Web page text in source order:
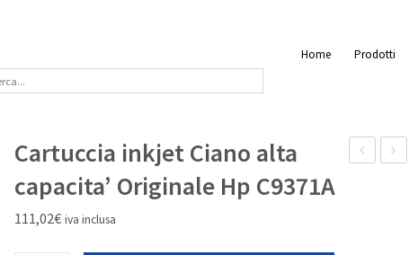
Home Prodotti
Cartuccia inkjet Ciano alta
capacita’ Originale Hp C9371A
111,02€ iva inclusa